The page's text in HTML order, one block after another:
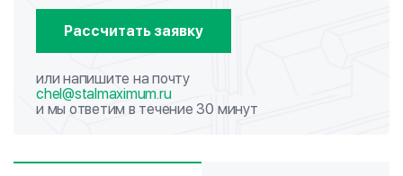
Рассчитать заявку
или напишите на почту
chel@stalmaximum.ru
и мы ответим в течение 30 минут